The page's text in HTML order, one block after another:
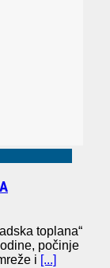
toplana“
počinje
i [...]